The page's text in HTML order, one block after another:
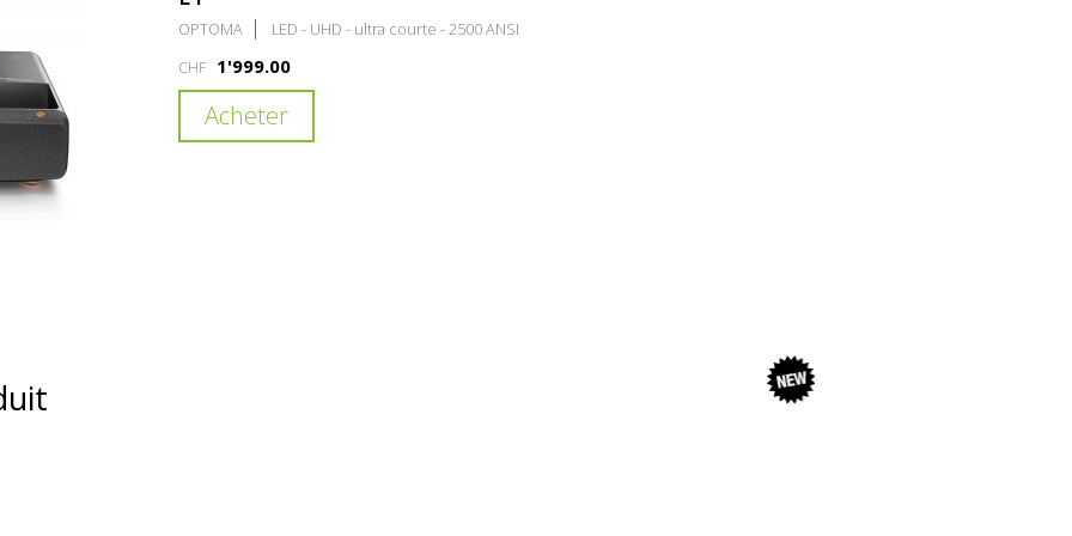
OPTOMA
LED - UHD - ultra courte - 2500 ANSI
CHF 1'999.00
Acheter